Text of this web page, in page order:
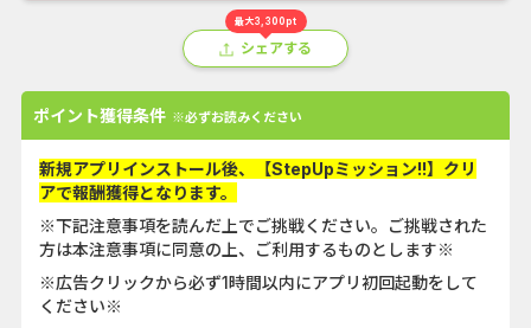
最大3,300pt
シェアする
ポイント獲得条件 ※必ずお読みください
新規アプリインストール後、【StepUpミッション!!】クリ
アで報酬獲得となります。
※下記注意事項を読んだ上でご挑戦ください。ご挑戦された
方は本注意事項に同意の上、ご利用するものとします※
※広告クリックから必ず1時間以内にアプリ初回起動をして
ください※